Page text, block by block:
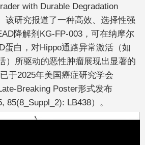
with Durable Degradation
该研究报道了一种高效、选择性强
降解剂KG-FP-003，可在纳摩尔
蛋白，对Hippo通路异常激活（如
）所驱动的恶性肿瘤展现出显著的
于2025年美国癌症研究学会
Breaking Poster形式发布
85(8_Suppl_2): LB438）。